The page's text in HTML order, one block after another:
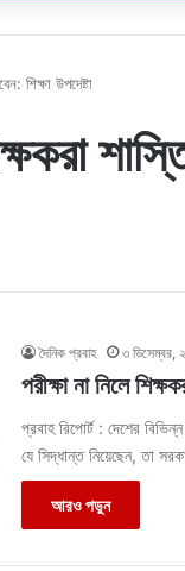
শিক্ষা উপদেষ্টা
দৈনিক প্রবাহ ৩ ডিসেম্বর,
পরীক্ষা না নিলে
প্রবাহ রিপোর্ট : দেশের
যে সিদ্ধান্ত নিয়েছেন, তা
আরও পড়ুন